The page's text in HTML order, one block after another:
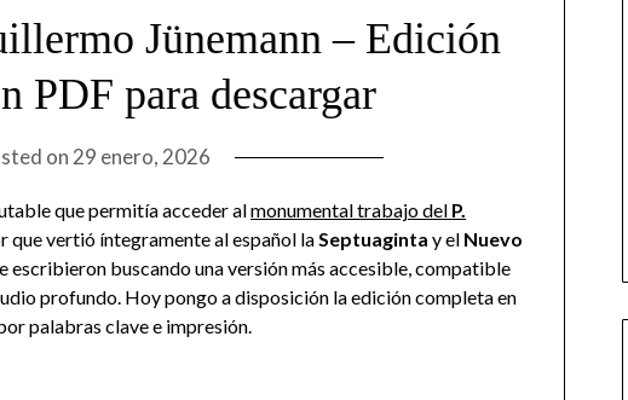
Jünemann – Edición
PDF para descargar
on 29 enero, 2026
que permitía acceder almonumental trabajo del P.
que vertió íntegramente al español laSeptuaginta y el Nuevo
escribieron buscando una versión más accesible, compatible
profundo. Hoy pongo a disposición la edición completa en
palabras clave e impresión.